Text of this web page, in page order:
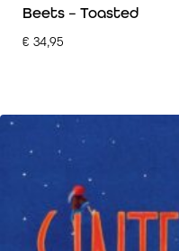
Beets – Toasted
€ 34,95